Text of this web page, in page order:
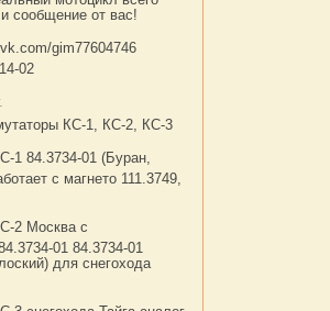
сообщение от вас!
gim77604746
02
КС-1, КС-2, КС-3
1 84.3734-01 (Буран,
с магнето 111.3749,
2 Москва с
01 84.3734-01
для снегохода